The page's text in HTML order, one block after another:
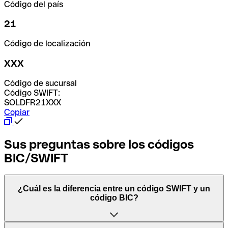
Código del país
21
Código de localización
XXX
Código de sucursal
Código SWIFT:
SOLDFR21XXX
Copiar
Sus preguntas sobre los códigos
BIC/SWIFT
¿Cuál es la diferencia entre un código SWIFT y un
código BIC?